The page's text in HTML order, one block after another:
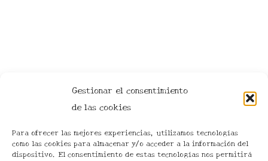
Gestionar el consentimiento
de las cookies
Para ofrecer las mejores experiencias, utilizamos tecnologías
como las cookies para almacenar y/o acceder a la información del
dispositivo. El consentimiento de estas tecnologías nos permitirá